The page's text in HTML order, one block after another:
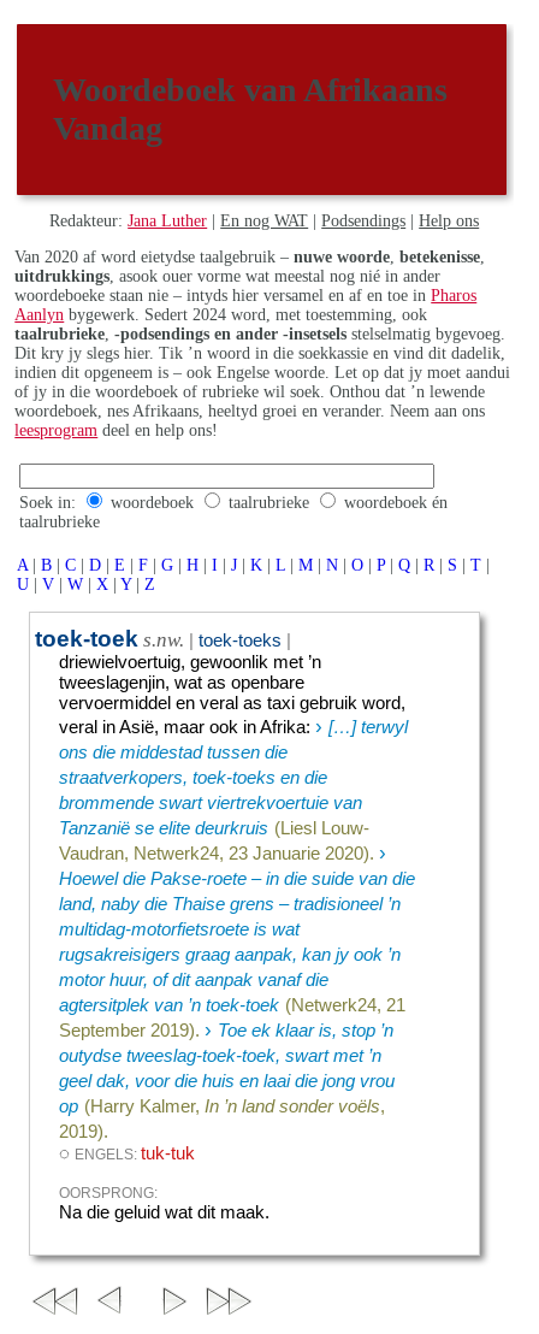
Woordeboek van Afrikaans
Vandag
Redakteur:Jana Luther |En nog WAT |Podsendings |Help ons
Van 2020 af word eietydse taalgebruik –nuwe woorde ,betekenisse
uitdrukkings , asook ouer vorme wat meestal nog nié in ander
woordeboeke staan nie – intyds hier versamel en af en toe inPharos
Aanlyn bygewerk. Sedert 2024 word, met toestemming, ook
taalrubrieke ,-podsendings en ander -insetsels stelselmatig bygevoeg.
Dit kry jy slegs hier. Tik ’n woord in die soekkassie en vind dit dadelik,
indien dit opgeneem is – ook Engelse woorde. Let op dat jy moet aandui
of jy in die woordeboek of rubrieke wil soek. Onthou dat ’n lewende
woordeboek, nes Afrikaans, heeltyd groei en verander. Neem aan ons
leesprogram deel en help ons!
Soek in: woordeboek taalrubrieke
woordeboek én
taalrubrieke
A | B | C | D | E | F | G | H | I | J | K | L | M | N | O | P | Q | R | S | T |
U | V | W | X | Y | Z
toek-toek s.nw. |toek-toeks |
driewielvoertuig, gewoonlik met ’n
tweeslagenjin, wat as openbare
vervoermiddel en veral as taxi gebruik word,
veral in Asië, maar ook in Afrika:› […] terwyl
ons die middestad tussen die
straatverkopers, toek-toeks en die
brommende swart viertrekvoertuie van
Tanzanië se elite deurkruis (Liesl Louw-
Vaudran, Netwerk24, 23 Januarie 2020). ›
Hoewel die Pakse-roete – in die suide van die
land, naby die Thaise grens – tradisioneel ’n
multidag-motorfietsroete is wat
rugsakreisigers graag aanpak, kan jy ook ’n
motor huur, of dit aanpak vanaf die
agtersitplek van ’n toek-toek (Netwerk24, 21
September 2019). › Toe ek klaar is, stop ’n
outydse tweeslag-toek-toek, swart met ’n
geel dak, voor die huis en laai die jong vrou
op (Harry Kalmer,In ’n land sonder voëls,
2019).
◌ ENGELS:tuk-tuk
OORSPRONG:
Na die geluid wat dit maak.